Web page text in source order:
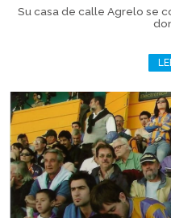
Su casa de calle Agrelo se